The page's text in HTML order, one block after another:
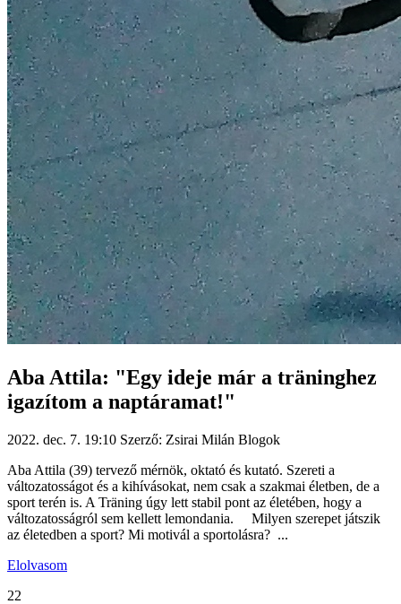
Aba Attila: "Egy ideje már a träninghez
igazítom a naptáramat!"
2022. dec. 7. 19:10 Szerző: Zsirai Milán Blogok
Aba Attila (39) tervező mérnök, oktató és kutató. Szereti a
változatosságot és a kihívásokat, nem csak a szakmai életben, de a
sport terén is. A Träning úgy lett stabil pont az életében, hogy a
változatosságról sem kellett lemondania. Milyen szerepet játszik
az életedben a sport? Mi motivál a sportolásra? ...
Elolvasom
22